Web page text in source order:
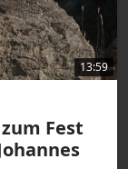
13:59
Fest